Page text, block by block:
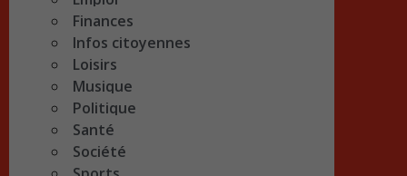
Finances
Infos citoyennes
Loisirs
Musique
Politique
Santé
Société